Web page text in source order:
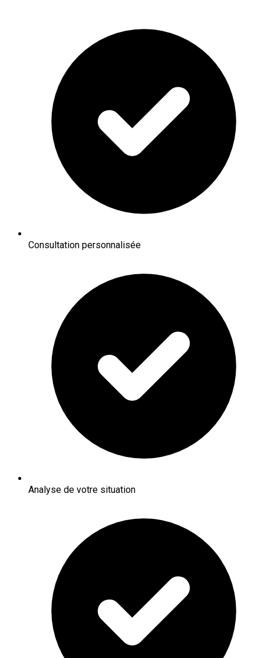
Consultation personnalisée
Analyse de votre situation